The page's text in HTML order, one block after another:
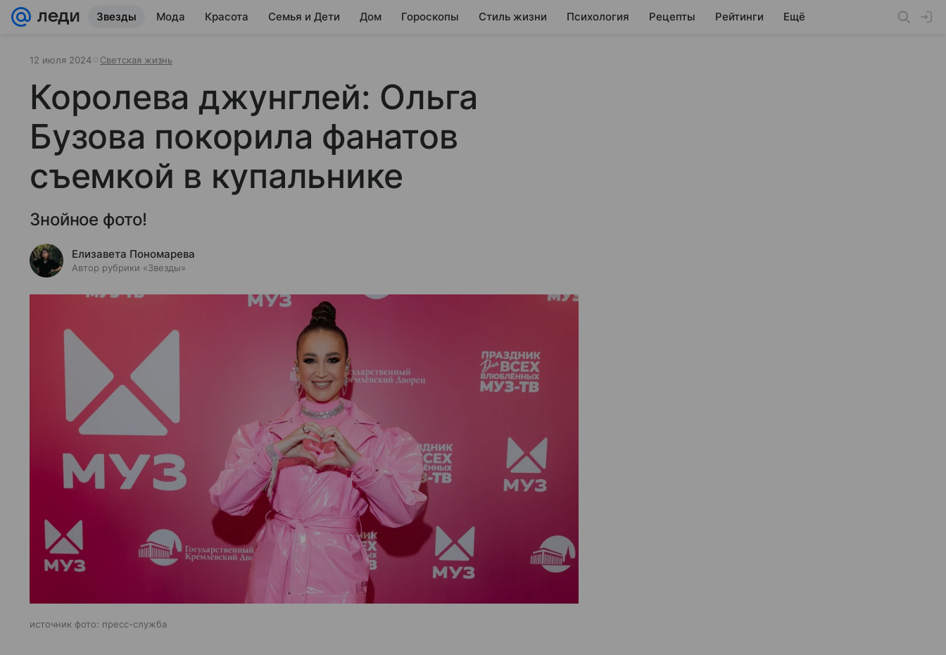
Звезды Мода Красота Семья и Дети Дом Гороскопы Стиль жизни Психология Рецепты Рейтинги Ещё
12 июля 2024 Светская жизнь
Королева джунглей: Ольга
Бузова покорила фанатов
съемкой в купальнике
Знойное фото!
Елизавета Пономарева
Автор рубрики «Звезды»
источник фото: пресс-служба